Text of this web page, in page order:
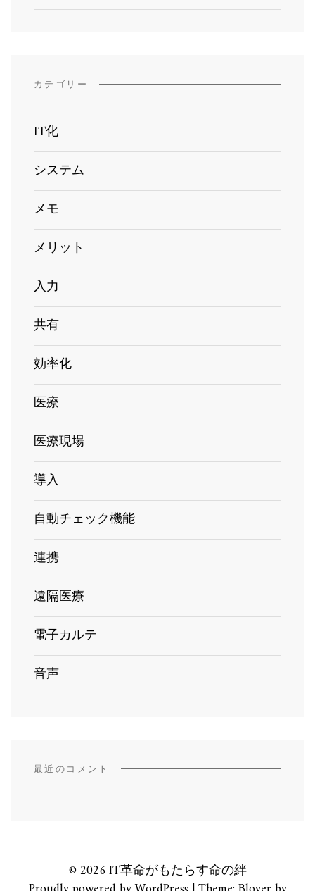
カテゴリー
IT化
システム
メモ
メリット
入力
共有
効率化
医療
医療現場
導入
自動チェック機能
連携
遠隔医療
電子カルテ
音声
最近のコメント
© 2026 IT革命がもたらす命の絆